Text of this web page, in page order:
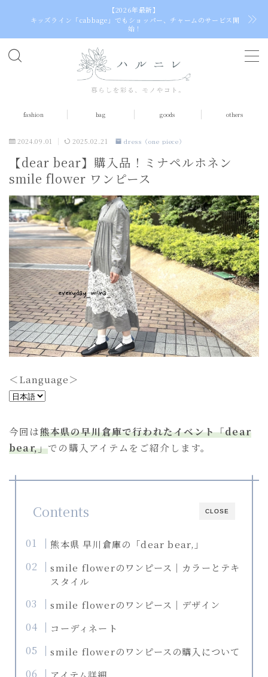
【2026年最新】
キッズライン「cabbage」でもショッパー、チャームのサービス開
始！
MENU
fashion
tops
dress（one piece）
skirt
socks
bag
egg bag
ショルダーバッグ
toast bag
mini bag
goods
動物クッション
table ware
others(recommend)
fashion bag goods others
2024.09.01 2025.02.21 dress（one piece）
【dear bear】購入品！ミナペルホネン
smile flower ワンピース
＜Language＞
＜
a
n
u
今回は熊本県の早川倉庫で行われたイベント「dear
bear,」での購入アイテムをご紹介します。
CLOSE
Contents
熊本県 早川倉庫の「dear bear,」
smile flowerのワンピース｜カラーとテキ
スタイル
smile flowerのワンピース｜デザイン
コーディネート
smile flowerのワンピースの購入について